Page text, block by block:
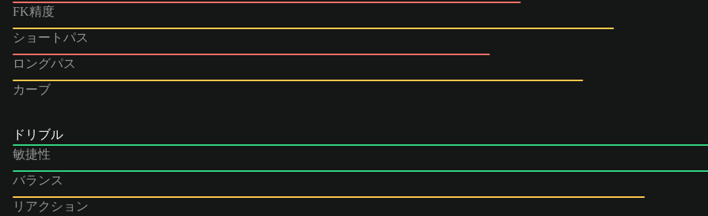
FK精度
ショートパス
ロングパス
カーブ
ドリブル
敏捷性
バランス
リアクション